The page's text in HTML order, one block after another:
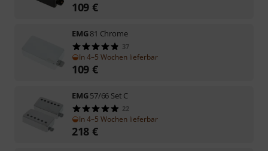
109 €
EMG81 Chrome
37
In 4–5 Wochen lieferbar
109 €
EMG57/66 Set C
22
In 4–5 Wochen lieferbar
218 €